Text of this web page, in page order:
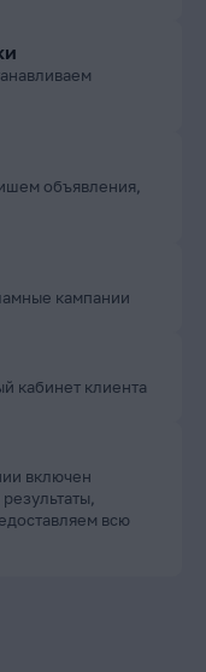
объявления,
кампании
кабинет клиента
включен
всю